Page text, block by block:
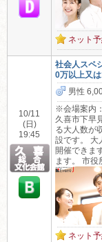
ネット
10/11
(日)
19:45
社会人スペ
0万以上又
男性
※会場案内
久喜市下早
る大人数が
設です。 大
開催できま
ます。 市役
ネット